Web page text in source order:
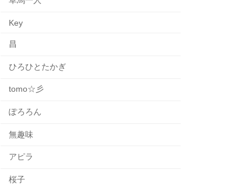
Key
昌
ひろひとたかぎ
tomo☆彡
ぽろろん
無趣味
アピラ
桜子